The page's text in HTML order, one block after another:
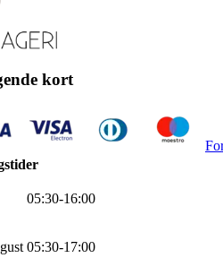
kort
05:30-16:00
05:30-17:00